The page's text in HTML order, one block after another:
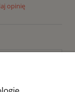
opinię